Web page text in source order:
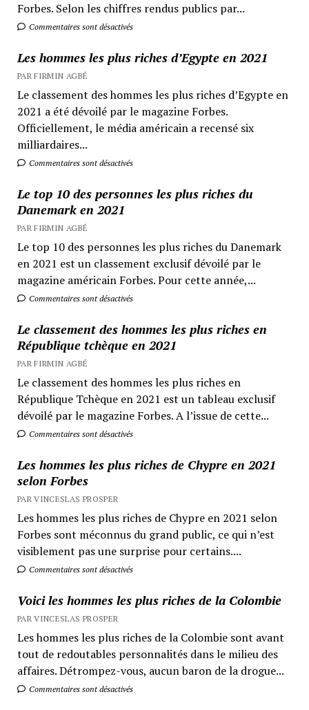
Forbes. Selon les chiffres rendus publics par...
Commentaires sont désactivés
Les hommes les plus riches d’Egypte en 2021
PAR FIRMIN AGBÉ
Le classement des hommes les plus riches d’Egypte en
2021 a été dévoilé par le magazine Forbes.
Officiellement, le média américain a recensé six
milliardaires...
Commentaires sont désactivés
Le top 10 des personnes les plus riches du
Danemark en 2021
PAR FIRMIN AGBÉ
Le top 10 des personnes les plus riches du Danemark
en 2021 est un classement exclusif dévoilé par le
magazine américain Forbes. Pour cette année,...
Commentaires sont désactivés
Le classement des hommes les plus riches en
République tchèque en 2021
PAR FIRMIN AGBÉ
Le classement des hommes les plus riches en
République Tchèque en 2021 est un tableau exclusif
dévoilé par le magazine Forbes. A l’issue de cette...
Commentaires sont désactivés
Les hommes les plus riches de Chypre en 2021
selon Forbes
PAR VINCESLAS PROSPER
Les hommes les plus riches de Chypre en 2021 selon
Forbes sont méconnus du grand public, ce qui n’est
visiblement pas une surprise pour certains....
Commentaires sont désactivés
Voici les hommes les plus riches de la Colombie
PAR VINCESLAS PROSPER
Les hommes les plus riches de la Colombie sont avant
tout de redoutables personnalités dans le milieu des
affaires. Détrompez-vous, aucun baron de la drogue...
Commentaires sont désactivés